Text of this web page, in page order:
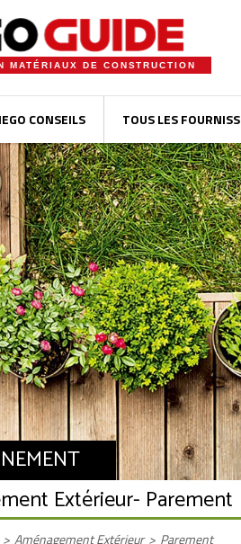
MATÉRIAUX DE CONSTRUCTION
CONSEILS TOUS LES
Extérieur- Parement
> Aménagement Extérieur > Parement